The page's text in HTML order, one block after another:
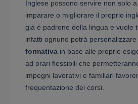
Inglese possono servire non solo
imparare o migliorare il proprio
già è padrone della lingua e vuole
infatti ognuno potrà
formativa in base alle proprie
ad orari flessibili che
impegni lavorativi e familiari
frequentazione dei corsi.